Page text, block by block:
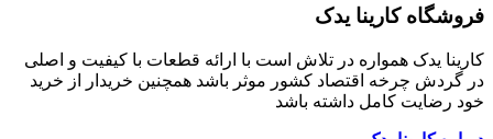
فروشگاه کارینا یدک
کارینا یدک همواره در تلاش است با ارائه قطعات با کیفیت و اصلی
در گردش چرخه اقتصاد کشور موثر باشد همچنین خریدار از خرید
خود رضایت کامل داشته باشد